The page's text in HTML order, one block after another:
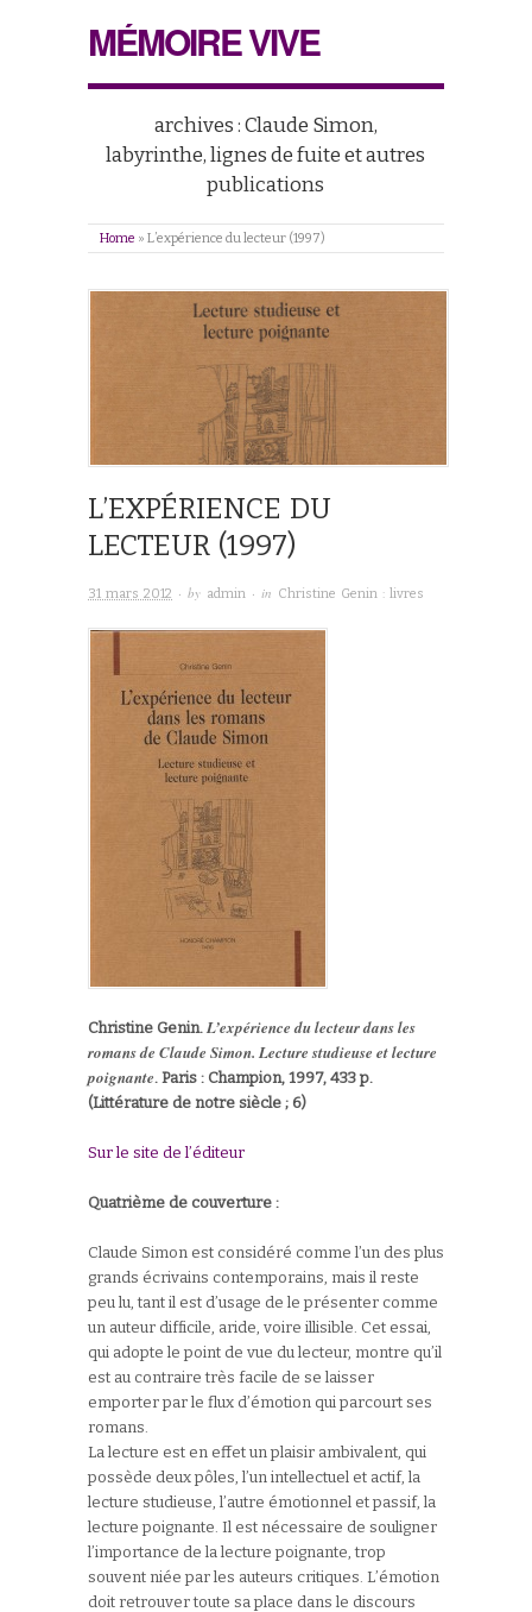
MÉMOIRE VIVE
archives : Claude Simon,
labyrinthe, lignes de fuite et autres
publications
Home » L’expérience du lecteur (1997)
L’EXPÉRIENCE DU
LECTEUR (1997)
31 mars 2012 · by admin · in Christine Genin : livres
Christine Genin. L’expérience du lecteur dans les
romans de Claude Simon. Lecture studieuse et lecture
poignante. Paris : Champion, 1997, 433 p.
(Littérature de notre siècle ; 6)
Sur le site de l’éditeur
Quatrième de couverture :
Claude Simon est considéré comme l’un des plus
grands écrivains contemporains, mais il reste
peu lu, tant il est d’usage de le présenter comme
un auteur difficile, aride, voire illisible. Cet essai,
qui adopte le point de vue du lecteur, montre qu’il
est au contraire très facile de se laisser
emporter par le flux d’émotion qui parcourt ses
romans.
La lecture est en effet un plaisir ambivalent, qui
possède deux pôles, l’un intellectuel et actif, la
lecture studieuse, l’autre émotionnel et passif, la
lecture poignante. Il est nécessaire de souligner
l’importance de la lecture poignante, trop
souvent niée par les auteurs critiques. L’émotion
doit retrouver toute sa place dans le discours